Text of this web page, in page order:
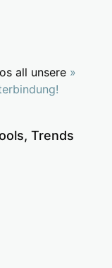
all unsere »
Trends